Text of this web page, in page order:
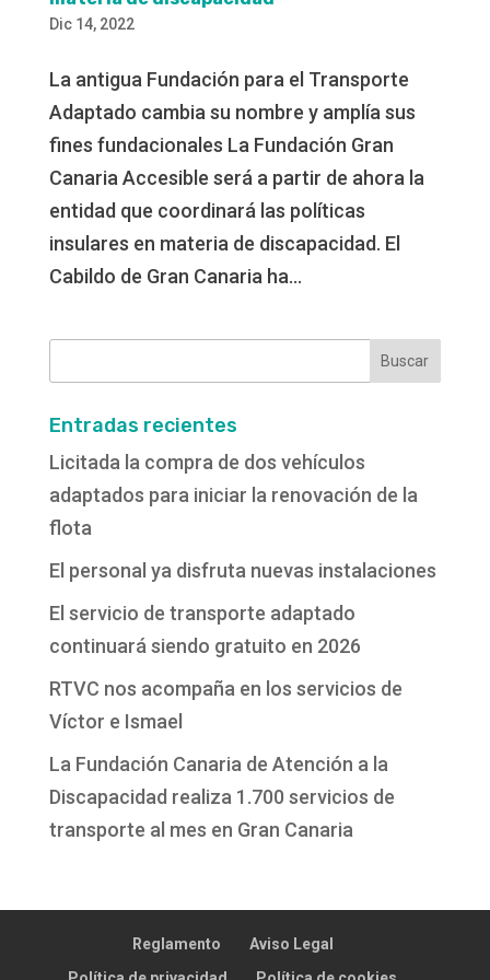
Dic 14, 2022
La antigua Fundación para el Transporte
Adaptado cambia su nombre y amplía sus
fines fundacionales La Fundación Gran
Canaria Accesible será a partir de ahora la
entidad que coordinará las políticas
insulares en materia de discapacidad. El
Cabildo de Gran Canaria ha...
Entradas recientes
Licitada la compra de dos vehículos
adaptados para iniciar la renovación de la
flota
El personal ya disfruta nuevas instalaciones
El servicio de transporte adaptado
continuará siendo gratuito en 2026
RTVC nos acompaña en los servicios de
Víctor e Ismael
La Fundación Canaria de Atención a la
Discapacidad realiza 1.700 servicios de
transporte al mes en Gran Canaria
Reglamento
Aviso Legal